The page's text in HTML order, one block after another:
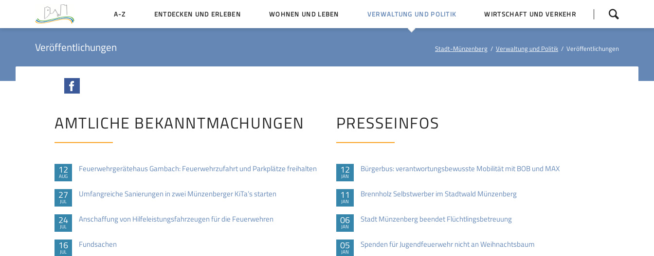
überspringen
A-Z ENTDECKEN UND ERLEBEN WOHNEN UND LEBEN VERWALTUNG UND POLITIK
Politische Gremien
WIRTSCHAFT UND VERKEHR
Veröffentlichungen Stadt-Münzenberg Verwaltung und Politik Veröffentlichungen
AMTLICHE BEKANNTMACHUNGEN
12
AUG
Feuerwehrgerätehaus Gambach: Feuerwehrzufahrt und Parkplätze freihalten
27
JUL
Umfangreiche Sanierungen in zwei Münzenberger KiTa’s starten
24
JUL
Anschaffung von Hilfeleistungsfahrzeugen für die Feuerwehren
16
JUL
Fundsachen
PRESSEINFOS
12
JAN
Bürgerbus: verantwortungsbewusste Mobilität mit BOB und MAX
11
JAN
Brennholz Selbstwerber im Stadtwald Münzenberg
06
JAN
Stadt Münzenberg beendet Flüchtlingsbetreuung
05
JAN
Spenden für Jugendfeuerwehr nicht an Weihnachtsbaum